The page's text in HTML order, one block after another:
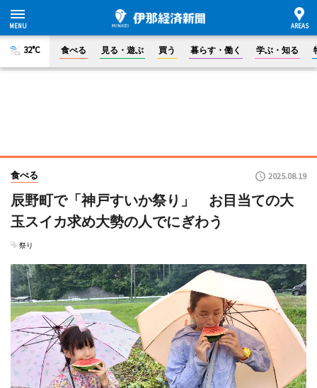
32°C 食べる 見る・遊ぶ 買う 暮らす・働く 学ぶ・知る
食べる 2025.08.19
辰野町で「神戸すいか祭り」 お目当ての大
玉スイカ求め大勢の人でにぎわう
祭り